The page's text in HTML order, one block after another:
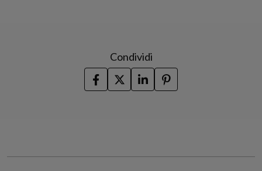
Condividi